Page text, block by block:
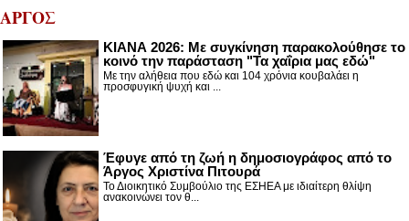
ΑΡΓΟΣ
ΚΙΑΝΑ 2026: Με συγκίνηση παρακολούθησε το
κοινό την παράσταση "Τα χαΐρια μας εδώ"
Με την αλήθεια που εδώ και 104 χρόνια κουβαλάει η
προσφυγική ψυχή και ...
Έφυγε από τη ζωή η δημοσιογράφος από το
Άργος Χριστίνα Πιτουρά
Το Διοικητικό Συμβούλιο της ΕΣΗΕΑ με ιδιαίτερη θλίψη
ανακοινώνει τον θ...